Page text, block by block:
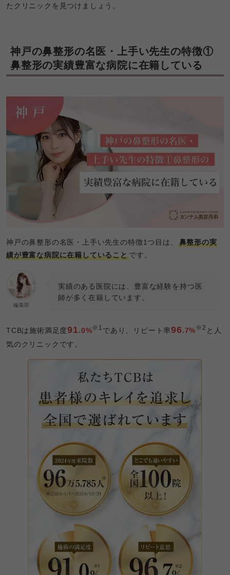
たクリニックを見つけましょう。
神戸の鼻整形の名医・上手い先生の特徴①
鼻整形の実績豊富な病院に在籍している
神戸の鼻整形の名医・上手い先生の特徴1つ目は、
鼻整形の実
績が豊富な病院に在籍していることです。
編集部
実績のある医院には、豊富な経験を持つ医
師が多く在籍しています。
TCBは施術満足度91.0%※1 であり、リピート率96.7% ※2 と人
気のクリニックです。